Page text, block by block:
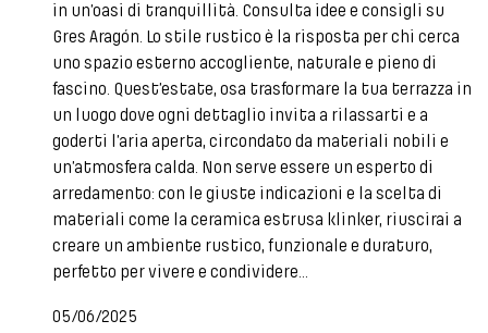
in un’oasi di tranquillità. Consulta idee e consigli su
Gres Aragón. Lo stile rustico è la risposta per chi cerca
uno spazio esterno accogliente, naturale e pieno di
fascino. Quest’estate, osa trasformare la tua terrazza in
un luogo dove ogni dettaglio invita a rilassarti e a
goderti l’aria aperta, circondato da materiali nobili e
un’atmosfera calda. Non serve essere un esperto di
arredamento: con le giuste indicazioni e la scelta di
materiali come la ceramica estrusa klinker, riuscirai a
creare un ambiente rustico, funzionale e duraturo,
perfetto per vivere e condividere...
05/06/2025